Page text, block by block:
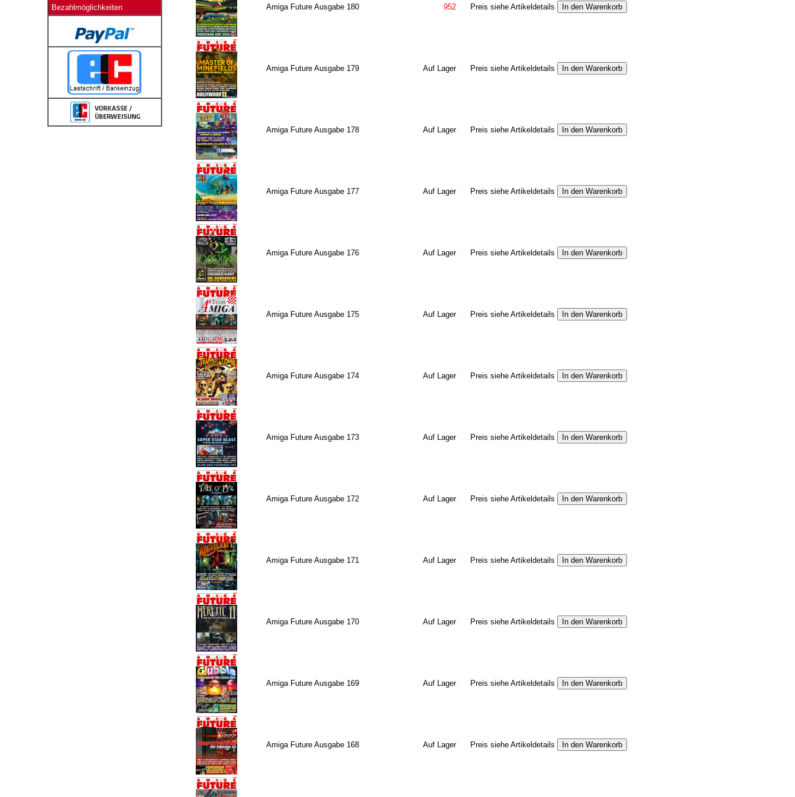
Bezahlmöglichkeiten
Amiga Future Ausgabe 180 952 Preis siehe Artikeldetails
Amiga Future Ausgabe 179 Auf Lager Preis siehe Artikeldetails
Amiga Future Ausgabe 178 Auf Lager Preis siehe Artikeldetails
Amiga Future Ausgabe 177 Auf Lager Preis siehe Artikeldetails
Amiga Future Ausgabe 176 Auf Lager Preis siehe Artikeldetails
Amiga Future Ausgabe 175 Auf Lager Preis siehe Artikeldetails
Amiga Future Ausgabe 174 Auf Lager Preis siehe Artikeldetails
Amiga Future Ausgabe 173 Auf Lager Preis siehe Artikeldetails
Amiga Future Ausgabe 172 Auf Lager Preis siehe Artikeldetails
Amiga Future Ausgabe 171 Auf Lager Preis siehe Artikeldetails
Amiga Future Ausgabe 170 Auf Lager Preis siehe Artikeldetails
Amiga Future Ausgabe 169 Auf Lager Preis siehe Artikeldetails
Amiga Future Ausgabe 168 Auf Lager Preis siehe Artikeldetails